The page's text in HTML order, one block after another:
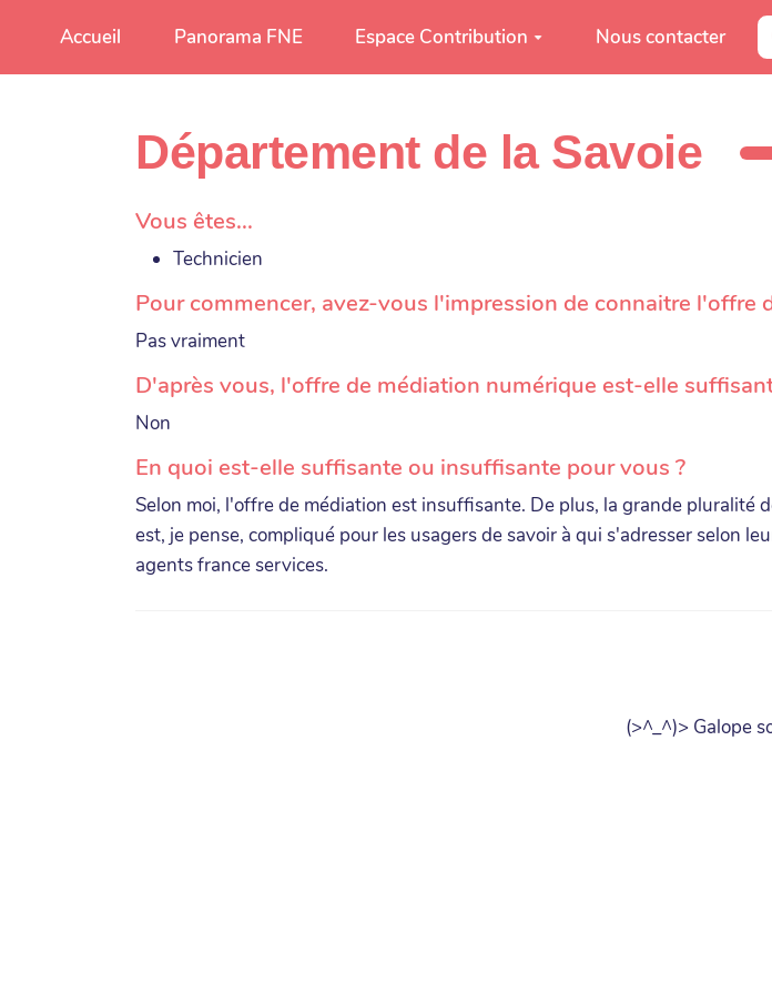
Aller au contenu principal
Accueil Panorama FNE Espace Contribution Nous contacter
Département de la Savoie
Vous êtes...
Technicien
Pour commencer, avez-vous l'impression de connaitre
Pas vraiment
D'après vous, l'offre de médiation numérique est-elle
Non
En quoi est-elle suffisante ou insuffisante pour vous ?
Selon moi, l'offre de médiation est insuffisante. De plus, la grande
est, je pense, compliqué pour les usagers de savoir à qui s'adresser selon
agents france services.
(>^_^)> Galope